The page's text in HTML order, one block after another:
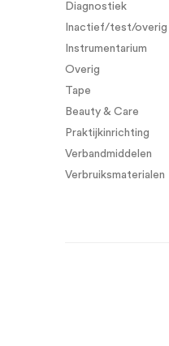
Diagnostiek
Inactief/test/overig
Instrumentarium
Overig
Tape
Beauty & Care
Praktijkinrichting
Verbandmiddelen
Verbruiksmaterialen